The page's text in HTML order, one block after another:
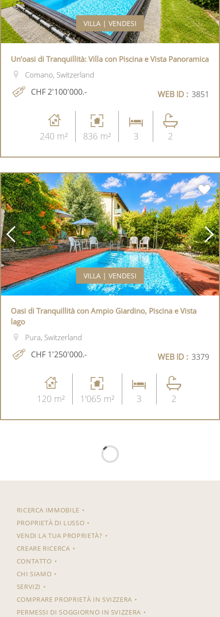
VILLA | VENDESI
Un’oasi di Tranquillità: Villa con Piscina e Vista Panoramica
Comano, Switzerland
CHF 2'100'000.- WEB ID : 3851
240 m² 836 m² 3 2
VILLA | VENDESI
Oasi di Tranquillità con Ampio Giardino, Piscina e Vista
lago
Pura, Switzerland
CHF 1'250'000.- WEB ID : 3379
120 m² 1'065 m² 3 2
RICERCA IMMOBILE
PROPRIETÀ DI LUSSO
VENDI LA TUA PROPRIETÀ?
CREARE RICERCA
CONTATTO
CHI SIAMO
SERVIZI
COMPRARE PROPRIETÀ IN SVIZZERA
PERMESSI DI SOGGIORNO IN SVIZZERA